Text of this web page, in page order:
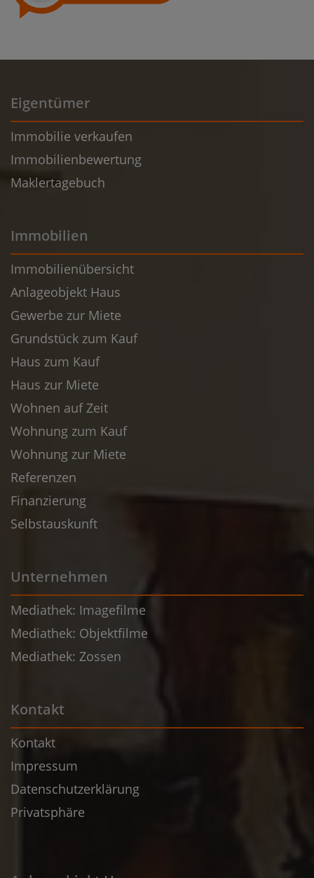
Eigentümer
Immobilie verkaufen
Immobilienbewertung
Maklertagebuch
Immobilien
Immobilienübersicht
Anlageobjekt Haus
Gewerbe zur Miete
Grundstück zum Kauf
Haus zum Kauf
Haus zur Miete
Wohnen auf Zeit
Wohnung zum Kauf
Wohnung zur Miete
Referenzen
Finanzierung
Selbstauskunft
Unternehmen
Mediathek: Imagefilme
Mediathek: Objektfilme
Mediathek: Zossen
Kontakt
Kontakt
Impressum
Datenschutzerklärung
Privatsphäre